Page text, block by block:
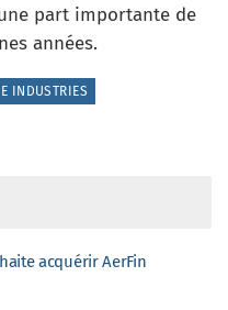
part importante de
années.
INDUSTRIES
acquérir AerFin